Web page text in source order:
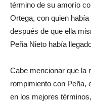
término de su amorío
Ortega, con quien
después de que ella
Peña Nieto había
Cabe mencionar que la
rompimiento con Peña,
en los mejores